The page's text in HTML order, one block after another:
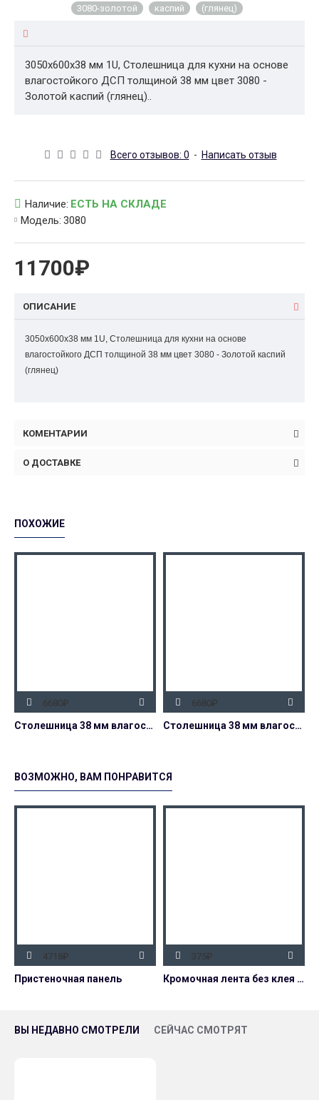
3080-золотой
каспий (глянец)
3050x600x38 мм 1U, Столешница для кухни на основе
влагостойкого ДСП толщиной 38 мм цвет 3080 -
Золотой каспий (глянец)..
Всего отзывов: 0 - Написать отзыв
11700₽
Наличие: ЕСТЬ НА СКЛАДЕ
Модель: 3080
ОПИСАНИЕ
3050x600x38 мм 1U, Столешница для кухни на основе
влагостойкого ДСП толщиной 38 мм цвет 3080 - Золотой каспий
(глянец)
КОМЕНТАРИИ
О ДОСТАВКЕ
ПОХОЖИЕ
Столешница 38 мм влагостойкая
6680₽
Столешница 38 мм влагостойкая
6680₽
ВОЗМОЖНО, ВАМ ПОНРАВИТСЯ
Пристеночная панель
4718₽
Кромочная лента без клея (вставка) 32 мм
375₽
ВЫ НЕДАВНО СМОТРЕЛИ СЕЙЧАС СМОТРЯТ